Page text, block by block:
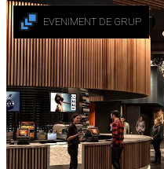
EVENIMENT DE GRUP